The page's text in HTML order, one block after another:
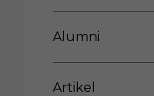
Alumni
Artikel